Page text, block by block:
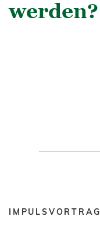
werden?
IMPULSVORTRAG